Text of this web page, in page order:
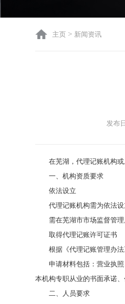
主页 > 新闻资讯
发布
在芜湖，代理记账机构
一、机构资质要求
依法设立
代理记账机构需为依法
需在芜湖市市场监督管
取得代理记账许可证书
根据《代理记账管理办
申请材料包括：营业执
本机构专职从业的书面承诺
二、人员要求